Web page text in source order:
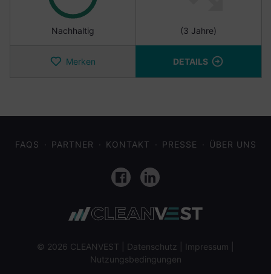
Nachhaltig (3 Jahre)
Merken DETAILS
FAQS PARTNER KONTAKT PRESSE ÜBER UNS
FacebookLinkedIn
© 2026 CLEANVEST | Datenschutz Impressum
Nutzungsbedingungen